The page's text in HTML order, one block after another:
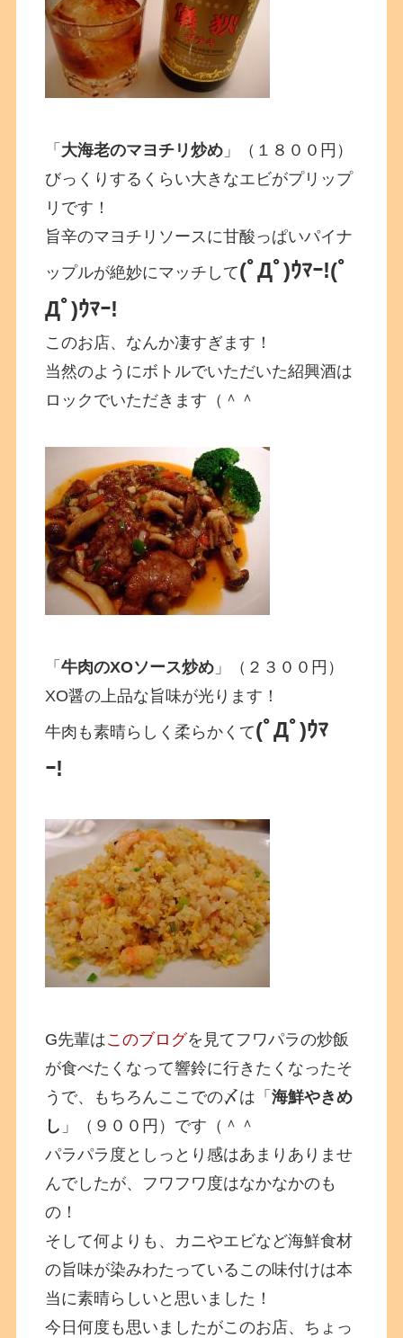
「 大海老のマヨチリ炒め 」（１８００円）
びっくりするくらい大きなエビがプリップ
リです！
旨辛のマヨチリソースに甘酸っぱいパイナ
ップルが絶妙にマッチして(ﾟДﾟ)ｳﾏｰ!(ﾟ
Дﾟ)ｳﾏｰ!
このお店、なんか凄すぎます！
当然のようにボトルでいただいた紹興酒は
ロックでいただきます（＾＾
「牛肉のXOソース炒め 」（２３００円）
XO醤の上品な旨味が光ります！
牛肉も素晴らしく柔らかくて(ﾟДﾟ)ｳﾏ
ｰ!
G先輩はこのブログを見てフワパラの炒飯
が食べたくなって響鈴に行きたくなったそ
うで、もちろんここでの〆は「海鮮やきめ
し 」（９００円）です（＾＾
パラパラ度としっとり感はあまりありませ
んでしたが、フワフワ度はなかなかのも
の！
そして何よりも、カニやエビなど海鮮食材
の旨味が染みわたっているこの味付けは本
当に素晴らしいと思いました！
今日何度も思いましたがこのお店、ちょっ